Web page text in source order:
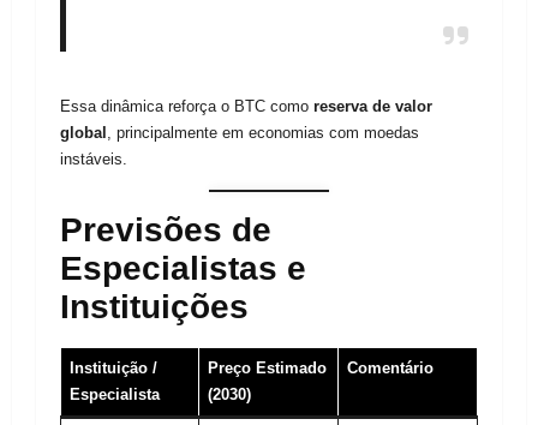
Essa dinâmica reforça o BTC como reserva de valor
global , principalmente em economias com moedas
instáveis.
Previsões de
Especialistas e
Instituições
Instituição /
Especialista
Preço Estimado
(2030)
Comentário